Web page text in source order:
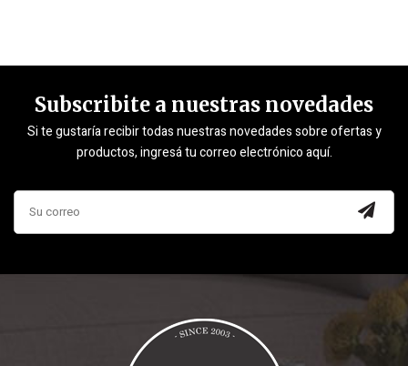
Subscribite a nuestras novedades
Si te gustaría recibir todas nuestras novedades sobre ofertas y
productos, ingresá tu correo electrónico aquí.